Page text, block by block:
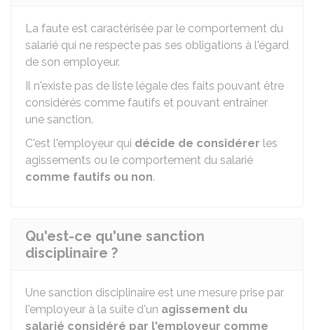
La faute est caractérisée par le comportement du
salarié qui ne respecte pas ses obligations à l'égard
de son employeur.
Il n'existe pas de liste légale des faits pouvant être
considérés comme fautifs et pouvant entraîner
une sanction.
C'est l'employeur qui décide de considérer les
agissements ou le comportement du salarié
comme fautifs ou non.
Qu'est-ce qu'une sanction
disciplinaire ?
Une sanction disciplinaire est une mesure prise par
l'employeur à la suite d'un agissement du
salarié considéré par l'employeur comme